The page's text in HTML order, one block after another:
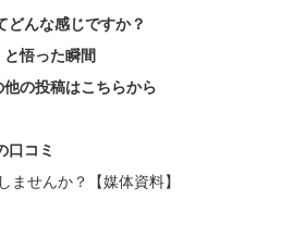
どんな感じですか？
と悟った瞬間
の投稿はこちらから
口コミ
せんか？【媒体資料】